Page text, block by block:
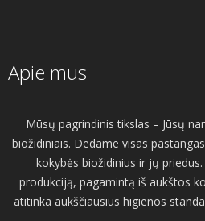
Apie mus
Mūsų pagrindinis tikslas – Jūsų
biožidiniais. Dedame visas
kokybės biožidinius ir jų
produkciją, pagamintą iš aukštos
atitinka aukščiausius higienos